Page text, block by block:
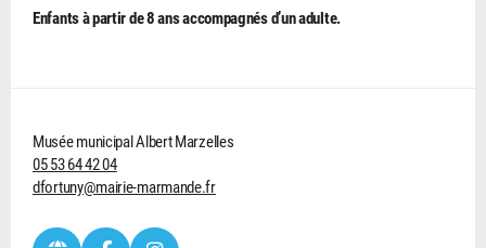
Enfants à partir de 8 ans accompagnés d’un adulte.
Musée municipal Albert Marzelles
05 53 64 42 04
dfortuny@mairie-marmande.fr